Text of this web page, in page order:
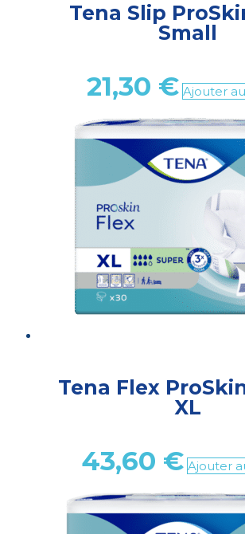
Tena Slip
Small
21,30 € Ajouter
Tena Flex
XL
43,60 € Ajouter